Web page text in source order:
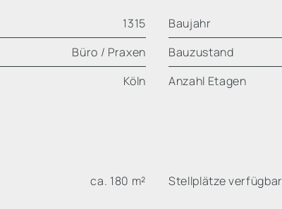
1315
Büro / Praxen
Köln
Baujahr
Bauzustand
Anzahl Etagen
ca. 180 m² Stellplätze verfügbar